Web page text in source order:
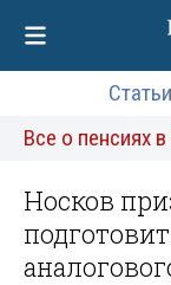
Статьи
Все о пенсиях
Носков